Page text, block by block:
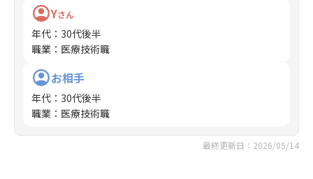
Yさん
年代 ： 30代後半
職業 ： 医療技術職
お相手
年代 ： 30代後半
職業 ： 医療技術職
最終更新日：2026/05/14